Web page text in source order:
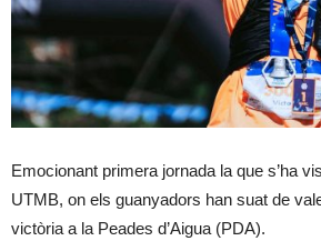
Emocionant primera jornada la que s’ha
UTMB, on els guanyadors han suat de
victòria a la Peades d’Aigua (PDA).